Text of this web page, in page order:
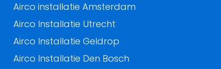
Airco installatie Amsterdam
Airco Installatie Utrecht
Airco Installatie Geldrop
Airco Installatie Den Bosch